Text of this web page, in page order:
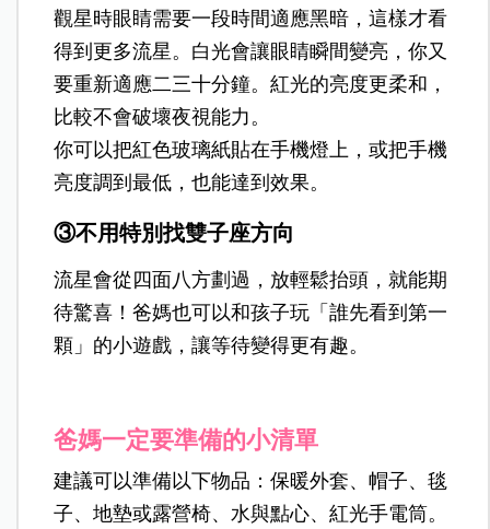
觀星時眼睛需要一段時間適應黑暗，這樣才看
得到更多流星。白光會讓眼睛瞬間變亮，你又
要重新適應二三十分鐘。紅光的亮度更柔和，
比較不會破壞夜視能力。
你可以把紅色玻璃紙貼在手機燈上，或把手機
亮度調到最低，也能達到效果。
③不用特別找雙子座方向
流星會從四面八方劃過，放輕鬆抬頭，就能期
待驚喜！爸媽也可以和孩子玩「誰先看到第一
顆」的小遊戲，讓等待變得更有趣。
爸媽一定要準備的小清單
建議可以準備以下物品：保暖外套、帽子、毯
子、地墊或露營椅、水與點心、紅光手電筒。